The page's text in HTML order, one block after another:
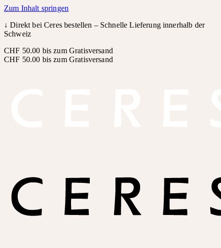
Zum Inhalt springen
↓Direkt bei Ceres bestellen – Schnelle Lieferung innerhalb der
Schweiz
CHF 50.00 bis zum Gratisversand
CHF 50.00 bis zum Gratisversand